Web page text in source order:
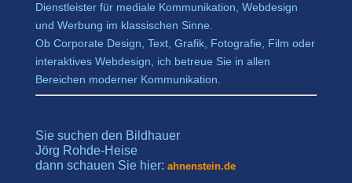
Dienstleister für mediale Kommunikation, Webdesign
und Werbung im klassischen Sinne.
Ob Corporate Design, Text, Grafik, Fotografie, Film oder
interaktives Webdesign, ich betreue Sie in allen
Bereichen moderner Kommunikation.
Sie suchen den Bildhauer
Jörg Rohde-Heise
dann schauen Sie hier: ahnenstein.de